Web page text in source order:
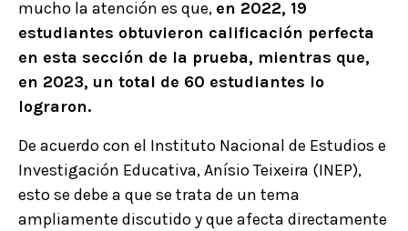
mucho la atención es que, en 2022, 19
estudiantes obtuvieron calificación perfecta
en esta sección de la prueba, mientras que,
en 2023, un total de 60 estudiantes lo
lograron.
De acuerdo con el Instituto Nacional de Estudios e
Investigación Educativa, Anísio Teixeira (INEP),
esto se debe a que se trata de un tema
ampliamente discutido y que afecta directamente